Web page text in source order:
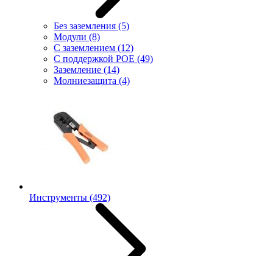
Без заземления (5)
Модули (8)
С заземлением (12)
С поддержкой POE (49)
Заземление (14)
Молниезащита (4)
Инструменты (492)